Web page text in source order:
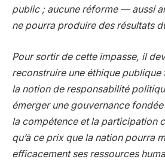
public ; aucune réforme — aussi
ne pourra produire des résultats
Pour sortir de cette impasse, il
reconstruire une éthique
la notion de responsabilité
émerger une gouvernance
la compétence et la participation
qu’à ce prix que la nation pourra
efficacement ses ressources